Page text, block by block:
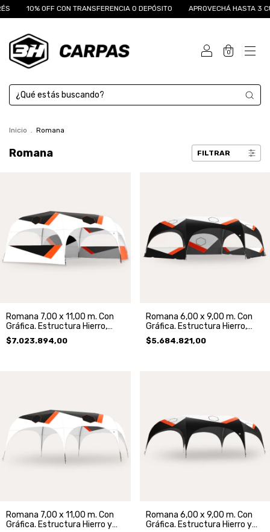
10% OFF CON TRANSFERENCIA O DEPÓSITO APROVECHÁ HASTA 3
0
Inicio . Romana
Romana FILTRAR
Romana 7,00 x 11,00 m. Con
Gráfica. Estructura Hierro,
Techo y 5 Paredes.
$7.023.894,00
Romana 6,00 x 9,00 m. Con
Gráfica. Estructura Hierro,
Techo y 5 Paredes.
$5.684.821,00
Romana 7,00 x 11,00 m. Con
Gráfica. Estructura Hierro y
Romana 6,00 x 9,00 m. Con
Gráfica. Estructura Hierro y